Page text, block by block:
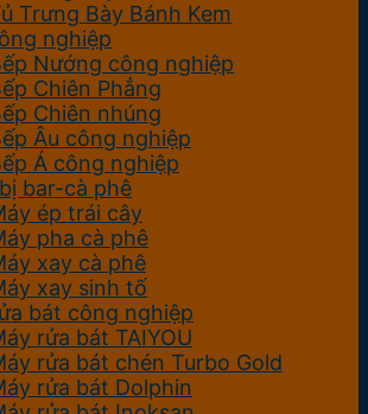
Trưng Bày Bánh Kem
nghiệp
Nướng công nghiệp
Chiên Phẳng
Chiên nhúng
Âu công nghiệp
Á công nghiệp
bar-cà phê
ép trái cây
pha cà phê
xay cà phê
xay sinh tố
bát công nghiệp
rửa bát TAIYOU
rửa bát chén Turbo Gold
rửa bát Dolphin